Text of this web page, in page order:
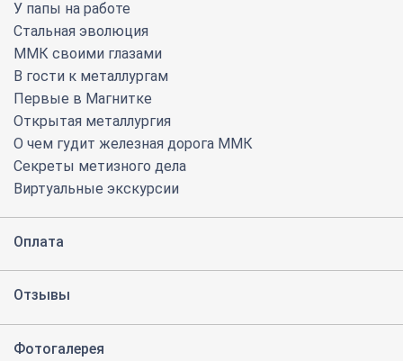
У папы на работе
Стальная эволюция
ММК своими глазами
В гости к металлургам
Первые в Магнитке
Открытая металлургия
О чем гудит железная дорога ММК
Секреты метизного дела
Виртуальные экскурсии
Оплата
Отзывы
Фотогалерея